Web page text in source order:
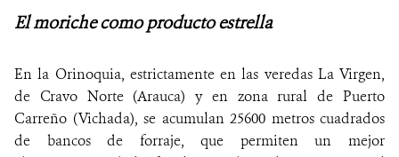
El moriche como producto estrella
En la Orinoquia, estrictamente en las veredas La Virgen,
de Cravo Norte (Arauca) y en zona rural de Puerto
Carreño (Vichada), se acumulan 25600 metros cuadrados
de bancos de forraje, que permiten un mejor